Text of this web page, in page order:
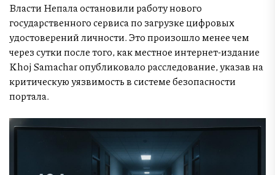
Власти Непала остановили работу нового
государственного сервиса по загрузке цифровых
удостоверений личности. Это произошло менее чем
через сутки после того, как местное интернет-издание
Khoj Samachar опубликовало расследование, указав на
критическую уязвимость в системе безопасности
портала.